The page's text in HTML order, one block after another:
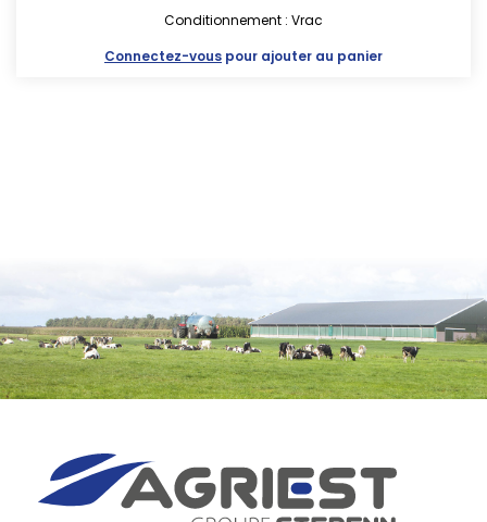
Conditionnement : Vrac
Connectez-vous pour ajouter au panier